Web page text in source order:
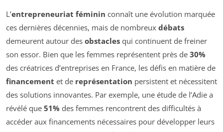
L’entrepreneuriat féminin connaît une évolution marquée
ces dernières décennies, mais de nombreux débats
demeurent autour des obstacles qui continuent de freiner
son essor. Bien que les femmes représentent près de 30%
des créatrices d’entreprises en France, les défis en matière de
financement et de représentation persistent et nécessitent
des solutions innovantes. Par exemple, une étude de l’Adie a
révélé que 51% des femmes rencontrent des difficultés à
accéder aux financements nécessaires pour développer leurs